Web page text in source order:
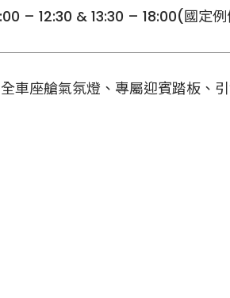
– 12:30 & 13:30 – 18:00(國定例
車座艙氣氛燈、專屬迎賓踏板、